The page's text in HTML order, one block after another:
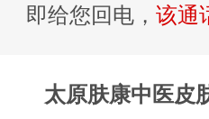
即给您回电， 该通
太原肤康中医皮